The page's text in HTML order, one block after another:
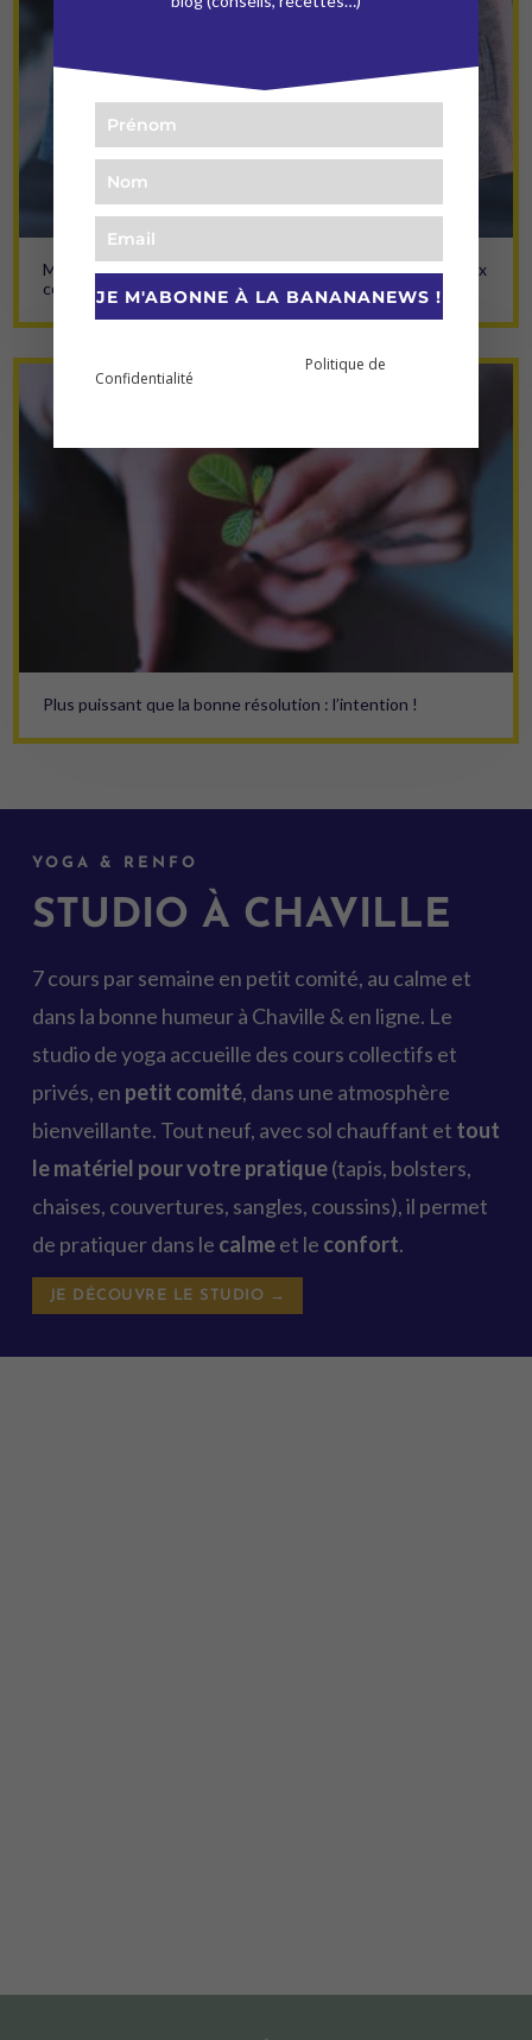
Mal au ventre, ballonnements, constipation, diarrhée : mieux
comprendre tes troubles digestifs
Plus puissant que la bonne résolution : l’intention !
YOGA & RENFO
STUDIO À CHAVILLE
7 cours par semaine en petit comité, au calme et
dans la bonne humeur à Chaville & en ligne. Le
studio de yoga accueille des cours collectifs et
privés, en petit comité, dans une atmosphère
bienveillante. Tout neuf, avec sol chauffant et tout
le matériel pour votre pratique(tapis, bolsters,
chaises, couvertures, sangles, coussins), il permet
de pratiquer dans le calmeet le confort.
JE DÉCOUVRE LE STUDIO →
JE M'ABONNE À LA BANANANEWS !
Politique de
Confidentialité